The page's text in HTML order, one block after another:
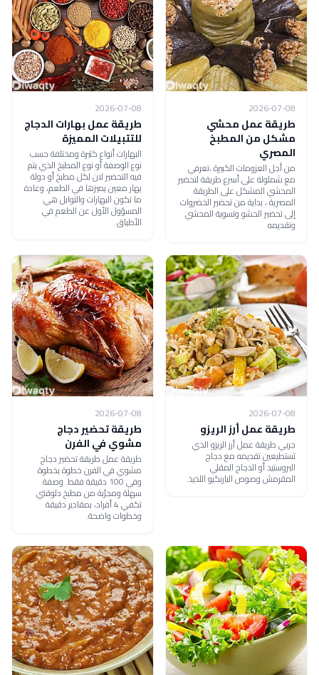
2026-07-08
طريقة عمل محشي
مشكل من المطبخ
المصري
من أجل العزومات الكبيرة ،تعرفي
مع شملولة على أسرع طريقة لتحضير
المحشي المشكل على الطريقة
المصرية ، بداية من تحضير الخضروات
إلى تحضير الحشو وتسوية المحشي
وتقديمه
2026-07-08
طريقة عمل بهارات الدجاج
للتتبيلات المميزة
البهارات أنواع كثيرة ومختلفة حسب
نوع الوصفة أو نوع المطبخ الذي يتم
فيه التحضير لان لكل مطبخ أو دولة
بهار معين يميزها في الطعم، وعادة
ما تكون البهارات والتوابل هي
المسؤول الأول عن الطعم في
الأطباق
2026-07-08
طريقة عمل أرز الريزو
جربي طريقة عمل أرز الريزو الذي
تستطيعين تقديمه مع دجاج
البروستيد أو الدجاج المقلي
المقرمش وصوص الباربكيو اللذيذ.
2026-07-08
طريقة تحضير دجاج
مشوي في الفرن
طريقة عمل طريقة تحضير دجاج
مشوي في الفرن خطوة بخطوة
وفي 100 دقيقة فقط. وصفة
سهلة ومجرّبة من مطبخ دلوقتي
تكفي 4 أفراد، بمقادير دقيقة
وخطوات واضحة.